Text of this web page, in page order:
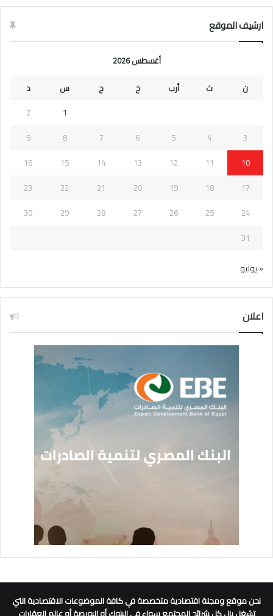
ارشيف الموقع
أغسطس 2026
ن
ث أرب خ ج س
د
1
2
3
4
5
6
7
8
9
10
11
12
13
14
15
16
17
18
19
20
21
22
23
24
25
26
27
28
29
30
31
« يوليو
اعلان
نحن موقع ومجلة اقتصادية متخصصة في كافة الموضوعات الاقتصادية التي